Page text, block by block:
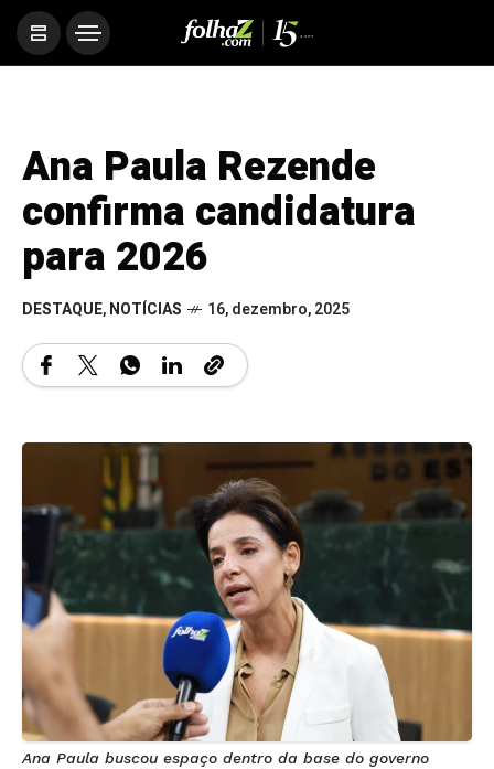
Ana Paula Rezende
confirma candidatura
para 2026
DESTAQUE,NOTÍCIAS 16, dezembro, 2025
Ana Paula buscou espaço dentro da base do governo